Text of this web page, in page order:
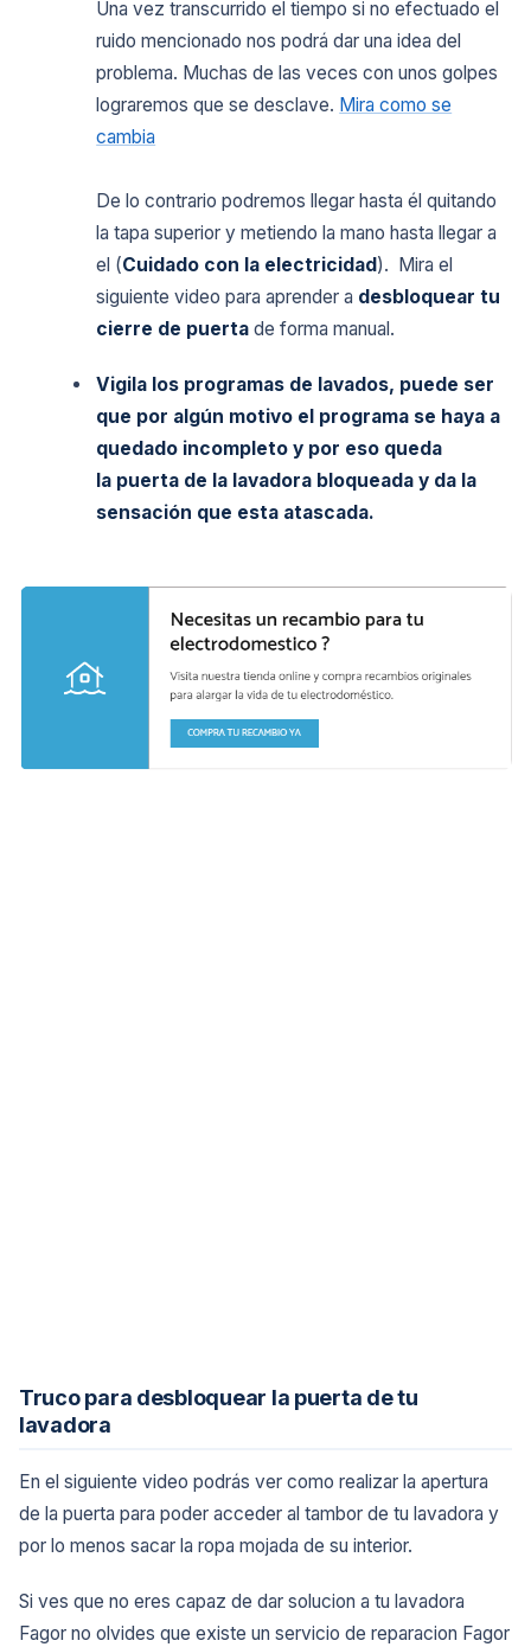
Una vez transcurrido el tiempo si no efectuado el
ruido mencionado nos podrá dar una idea del
problema. Muchas de las veces con unos golpes
lograremos que se desclave. Mira como se
cambia
De lo contrario podremos llegar hasta él quitando
la tapa superior y metiendo la mano hasta llegar a
el (Cuidado con la electricidad). Mira el
siguiente video para aprender a desbloquear tu
cierre de puerta de forma manual.
Vigila los programas de lavados, puede ser
que por algún motivo el programa se haya a
quedado incompleto y por eso queda
la puerta de la lavadora bloqueada y da la
sensación que esta atascada.
Truco para desbloquear la puerta de tu
lavadora
En el siguiente video podrás ver como realizar la apertura
de la puerta para poder acceder al tambor de tu lavadora y
por lo menos sacar la ropa mojada de su interior.
Si ves que no eres capaz de dar solucion a tu lavadora
Fagor no olvides que existe un servicio de reparacion Fagor